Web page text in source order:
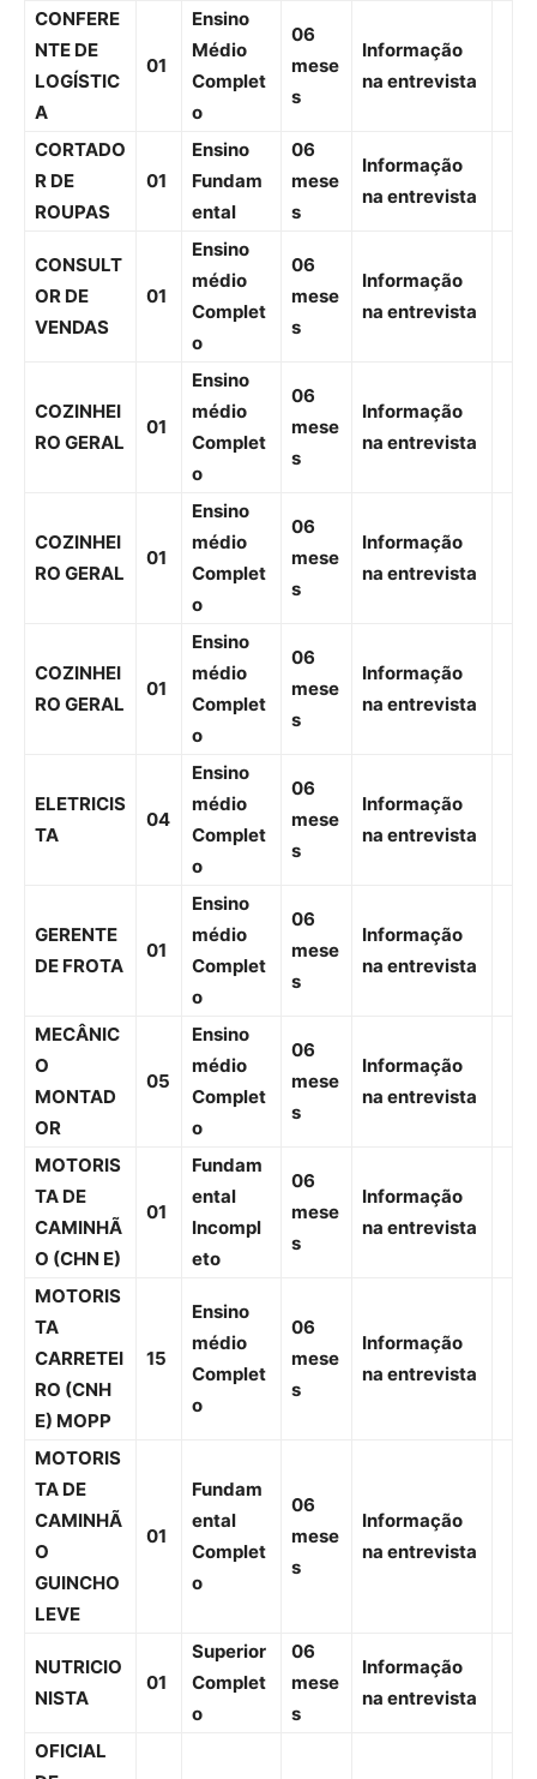
CONFERE
NTE DE
LOGÍSTIC
A
01
Ensino
Médio
Complet
o
06
mese
s
Informação
na entrevista
CORTADO
R DE
ROUPAS
01
Ensino
Fundam
ental
06
mese
s
Informação
na entrevista
CONSULT
OR DE
VENDAS
01
Ensino
médio
Complet
o
06
mese
s
Informação
na entrevista
COZINHEI
RO GERAL
01
Ensino
médio
Complet
o
06
mese
s
Informação
na entrevista
COZINHEI
RO GERAL
01
Ensino
médio
Complet
o
06
mese
s
Informação
na entrevista
COZINHEI
RO GERAL
01
Ensino
médio
Complet
o
06
mese
s
Informação
na entrevista
ELETRICIS
TA
04
Ensino
médio
Complet
o
06
mese
s
Informação
na entrevista
GERENTE
DE FROTA
01
Ensino
médio
Complet
o
06
mese
s
Informação
na entrevista
MECÂNIC
O
MONTAD
OR
05
Ensino
médio
Complet
o
06
mese
s
Informação
na entrevista
MOTORIS
TA DE
CAMINHÃ
O (CHN E)
01
Fundam
ental
Incompl
eto
06
mese
s
Informação
na entrevista
MOTORIS
TA
CARRETEI
RO (CNH
E) MOPP
15
Ensino
médio
Complet
o
06
mese
s
Informação
na entrevista
MOTORIS
TA DE
CAMINHÃ
O
GUINCHO
LEVE
01
Fundam
ental
Complet
o
06
mese
s
Informação
na entrevista
NUTRICIO
NISTA
01
Superior
Complet
o
06
mese
s
Informação
na entrevista
OFICIAL